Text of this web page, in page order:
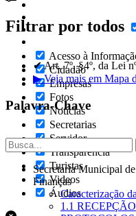
Filtrar por todos
Acesso à
Cidadão
Empresas
Fotos
Notícias
Secretarias
Servidor
Transparência
Turistas
Videos
Áudios
✔ Art. 7º, §4º, da Lei
▶ Veja mais em Mapa
Palavra-Chave
Secretaria Municipal
Finanças
Caracterização
1.1